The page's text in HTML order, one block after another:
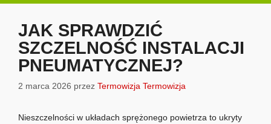
JAK SPRAWDZIĆ
SZCZELNOŚĆ INSTALACJI
PNEUMATYCZNEJ?
2 marca 2026 przez Termowizja Termowizja
Nieszczelności w układach sprężonego powietrza to ukryty